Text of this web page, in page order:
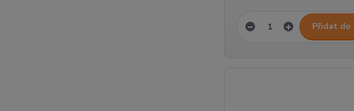
Přidat do